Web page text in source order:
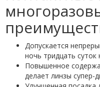
Допускается
ночь тридцать суток
Повышенное
делает линзы